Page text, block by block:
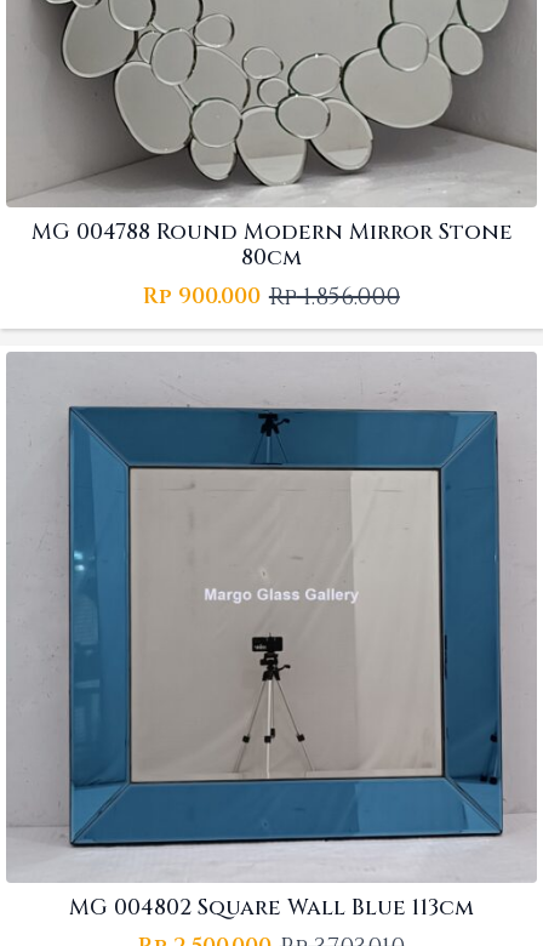
MG 004788 Round Modern Mirror Stone
80cm
Rp1.856.000
Original
price
was:
Rp 1.856.000.
Rp 900.000 Current
price
is:
Rp 900.000.
MG 004802 Square Wall Blue 113cm